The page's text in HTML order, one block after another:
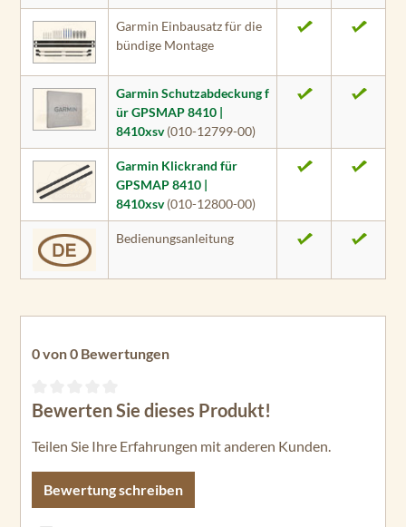
Garmin Einbausatz für die
bündige Montage
Garmin Schutzabdeckung f
ür GPSMAP 8410 |
8410xsv(010-12799-00)
Garmin Klickrand für
GPSMAP 8410 |
8410xsv(010-12800-00)
Bedienungsanleitung
0 von 0 Bewertungen
Durchschnittliche Bewertung von 0 von 5 Sternen
Bewerten Sie dieses Produkt!
Teilen Sie Ihre Erfahrungen mit anderen Kunden.
Bewertung schreiben